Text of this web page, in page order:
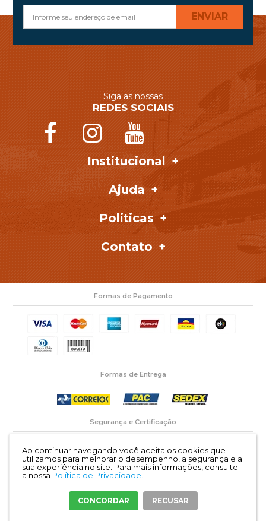
Ao continuar navegando você aceita os cookies que
utilizamos para melhorar o desempenho, a segurança e a
sua experiência no site. Para mais informações, consulte
a nossa Política de Privacidade.
CONCORDAR RECUSAR
ENVIAR
Siga as nossas
REDES SOCIAIS
Institucional
Ajuda
Politicas
Contato
Formas de Pagamento
Formas de Entrega
Segurança e Certificação
Térreo São José/SC | CEP: 88117-410 |Mapa do site